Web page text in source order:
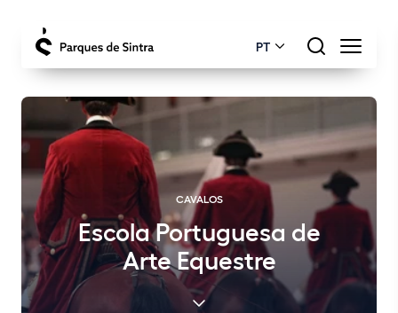
PT
CAVALOS
Escola Portuguesa de
Arte Equestre